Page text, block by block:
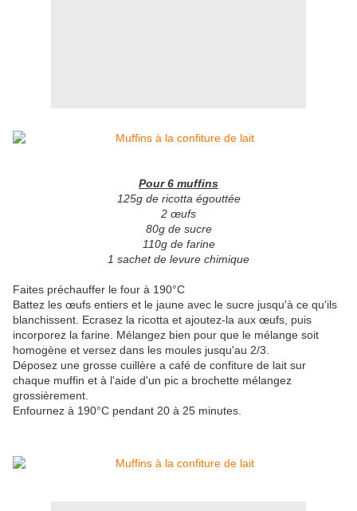
Pour 6 muffins
125g de ricotta égouttée
2 œufs
80g de sucre
110g de farine
1 sachet de levure chimique
Faites préchauffer le four à 190°C
Battez les œufs entiers et le jaune avec le sucre jusqu'à ce qu'ils
blanchissent. Ecrasez la ricotta et ajoutez-la aux œufs, puis
incorporez la farine. Mélangez bien pour que le mélange soit
homogène et versez dans les moules jusqu'au 2/3.
Déposez une grosse cuillère a café de confiture de lait sur
chaque muffin et à l'aide d'un pic a brochette mélangez
grossièrement.
Enfournez à 190°C pendant 20 à 25 minutes.